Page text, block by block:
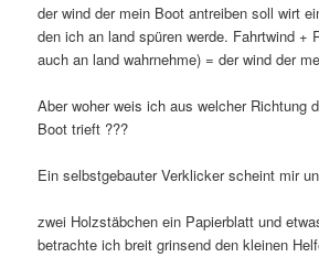
der wind der mein Boot antreiben soll wirt
den ich an land spüren werde. Fahrtwind +
auch an land wahrnehme) = der wind der
Aber woher weis ich aus welcher Richtung
Boot trieft ???
Ein selbstgebauter Verklicker scheint mir
zwei Holzstäbchen ein Papierblatt und
betrachte ich breit grinsend den kleinen